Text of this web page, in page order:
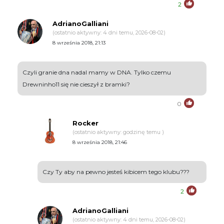
2
AdrianoGalliani
(ostatnio aktywny: 4 dni temu, 2026-08-02)
8 września 2018, 21:13
Czyli granie dna nadal mamy w DNA. Tylko czemu
Drewninho11 się nie cieszył z bramki?
0
Rocker
(ostatnio aktywny: godzinę temu )
8 września 2018, 21:46
Czy Ty aby na pewno jesteś kibicem tego klubu???
2
AdrianoGalliani
(ostatnio aktywny: 4 dni temu, 2026-08-02)